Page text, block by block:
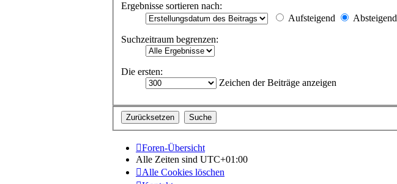
Ergebnisse sortieren nach:
Aufsteigend
Absteigend
Suchzeitraum begrenzen:
Die ersten:
Zeichen der Beiträge anzeigen
Foren-Übersicht
Alle Zeiten sind UTC+01:00
Alle Cookies löschen